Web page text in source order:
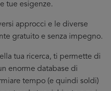
tue esigenze.
approcci e le diverse
gratuito e senza impegno.
tua ricerca, ti permette di
enorme database di
tempo (e quindi soldi)